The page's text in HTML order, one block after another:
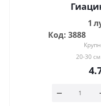
1
Код: 3888
20-30 см